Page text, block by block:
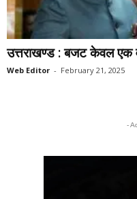
उत्तराखण्ड : बजट केवल एक
Web Editor - February 21, 2025
-